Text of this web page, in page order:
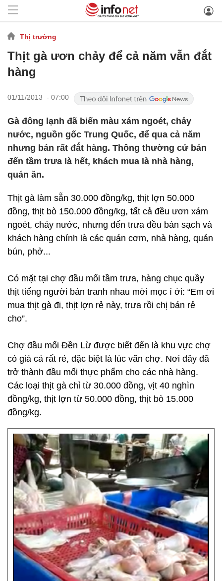
Thị trường
Thịt gà ươn chảy để cả năm vẫn đắt
hàng
01/11/2013 - 07:00
Gà đông lạnh đã biến màu xám ngoét, chảy
nước, nguồn gốc Trung Quốc, để qua cả năm
nhưng bán rất đắt hàng. Thông thường cứ bán
đến tầm trưa là hết, khách mua là nhà hàng,
quán ăn.
Thịt gà làm sẵn 30.000 đồng/kg, thịt lợn 50.000
đồng, thịt bò 150.000 đồng/kg, tất cả đều ươn xám
ngoét, chảy nước, nhưng đến trưa đều bán sạch và
khách hàng chính là các quán cơm, nhà hàng, quán
bún, phở...
Có mặt tại chợ đầu mối tầm trưa, hàng chục quầy
thịt tiếng người bán tranh nhau mời mọc í ới: “Em ơi
mua thịt gà đi, thịt lợn rẻ này, trưa rồi chị bán rẻ
cho”.
Chợ đầu mối Đền Lừ được biết đến là khu vực chợ
có giá cả rất rẻ, đặc biệt là lúc vãn chợ. Nơi đây đã
trở thành đầu mối thực phẩm cho các nhà hàng.
Các loại thịt gà chỉ từ 30.000 đồng, vịt 40 nghìn
đồng/kg, thịt lợn từ 50.000 đồng, thịt bò 15.000
đồng/kg.